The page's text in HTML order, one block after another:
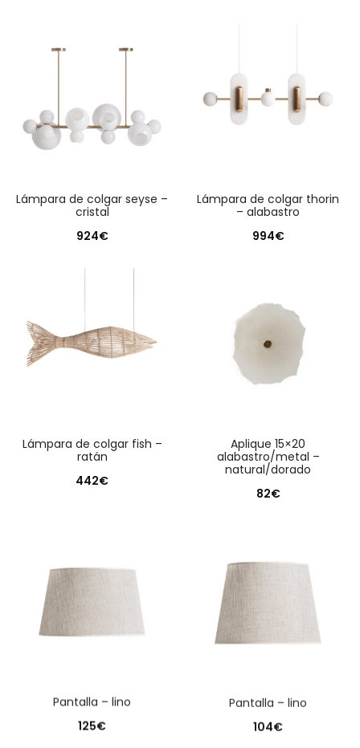
lámpara de colgar seyse –
cristal
924€
lámpara de colgar thorin
– alabastro
994€
lámpara de colgar fish –
ratán
442€
aplique 15×20
alabastro/metal –
natural/dorado
82€
pantalla – lino
125€
pantalla – lino
104€